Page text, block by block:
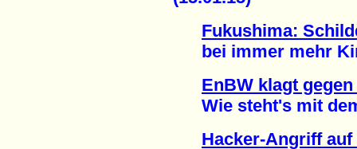
Fukushima:
bei immer mehr
EnBW klagt
Wie steht's mit
Hacker-Angriff